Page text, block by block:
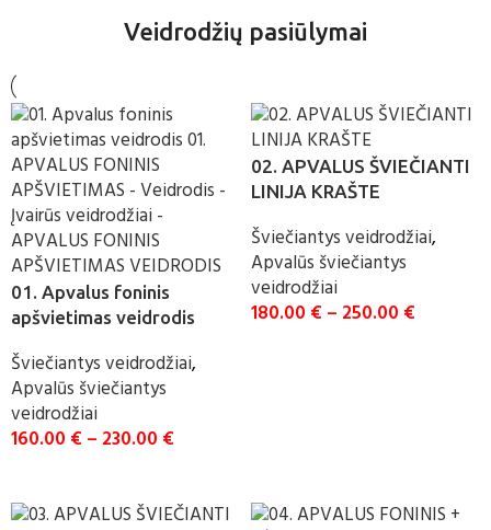
Veidrodžių pasiūlymai
01. Apvalus foninis
apšvietimas veidrodis
Šviečiantys veidrodžiai,
Apvalūs šviečiantys
veidrodžiai
160.00 € – 230.00 €
02. APVALUS ŠVIEČIANTI
LINIJA KRAŠTE
Šviečiantys veidrodžiai,
Apvalūs šviečiantys
veidrodžiai
180.00 € – 250.00 €